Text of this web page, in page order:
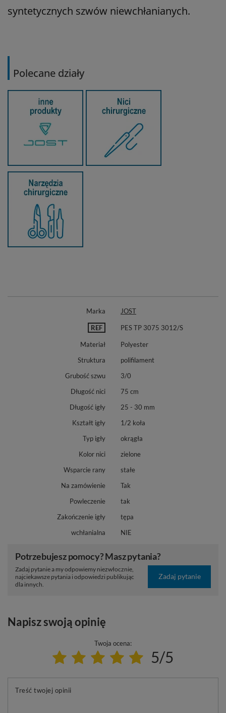
syntetycznych szwów niewchłanianych.
Polecane działy
Marka JOST
REF PES TP 3075 3012/S
Materiał
Polyester
Struktura
polifilament
Grubość szwu
3/0
Długość nici
75 cm
Długość igły
25 - 30 mm
Kształt igły
1/2 koła
Typ igły
okrągła
Kolor nici
zielone
Wsparcie rany
stałe
Na zamówienie
Tak
Powleczenie
tak
Zakończenie igły
tępa
wchłanialna
NIE
Potrzebujesz pomocy? Masz pytania?
Zadaj pytanie a my odpowiemy niezwłocznie,
najciekawsze pytania i odpowiedzi publikując
dla innych.
Zadaj pytanie
Napisz swoją opinię
Twoja ocena:
5/5
Treść twojej opinii